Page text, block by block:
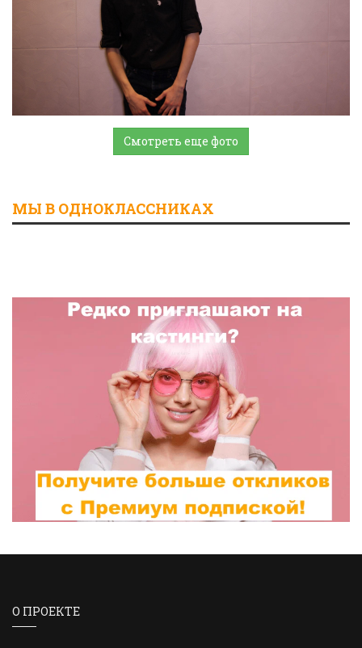
Смотреть еще фото
МЫ В ОДНОКЛАССНИКАХ
О ПРОЕКТЕ